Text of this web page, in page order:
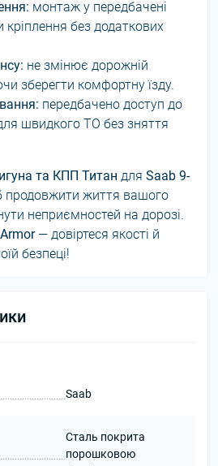
монтаж у передбачені
без додаткових
не змінює дорожній
зберегти комфортну їзду.
передбачено доступ до
швидкого ТО без зняття
та КПП Титан для Saab 9-
продовжити життя вашого
неприємностей на дорозі.
— довіртеся якості й
безпеці!
Saab
Сталь покрита
порошковою